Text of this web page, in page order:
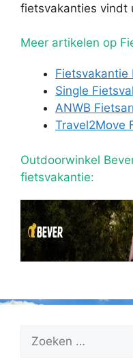
fietsvakanties vindt
Meer artikelen op
Fietsvakantie
Single
ANWB
Travel2Move
Outdoorwinkel
fietsvakantie:
Zoek